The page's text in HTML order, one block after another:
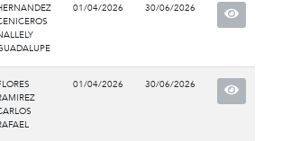
01/04/2026 30/06/2026
01/04/2026 30/06/2026